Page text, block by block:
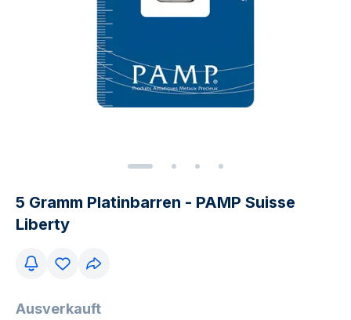
5 Gramm Platinbarren - PAMP Suisse
Liberty
Ausverkauft